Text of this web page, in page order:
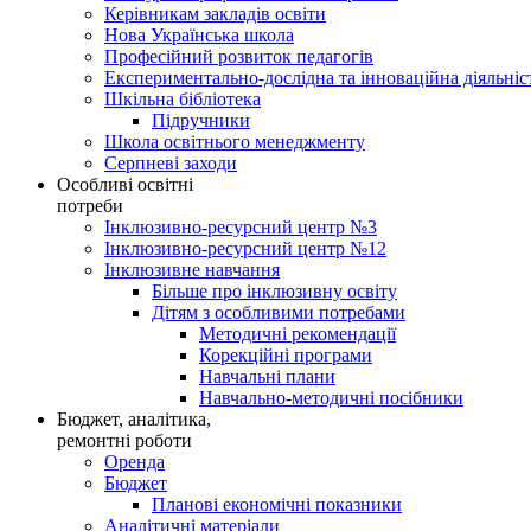
Керівникам закладів освіти
Нова Українська школа
Професійний розвиток педагогів
Експериментально-дослідна та інноваційна
Шкільна бібліотека
Підручники
Школа освітнього менеджменту
Серпневі заходи
Особливі освітні
потреби
Інклюзивно-ресурсний центр №3
Інклюзивно-ресурсний центр №12
Інклюзивне навчання
Більше про інклюзивну освіту
Дітям з особливими потребами
Методичні рекомендації
Корекційні програми
Навчальні плани
Навчально-методичні посібники
Бюджет, аналітика,
ремонтні роботи
Оренда
Бюджет
Планові економічні показники
Аналітичні матеріали